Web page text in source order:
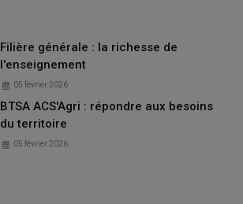
Filière générale : la richesse de
l'enseignement
05 février 2026
BTSA ACS'Agri : répondre aux besoins
du territoire
05 février 2026